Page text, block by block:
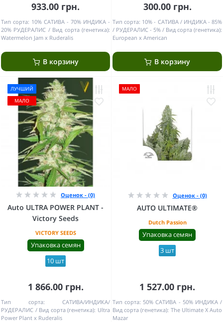
933.00 грн.
Тип сорта: 10% САТИВА - 70% ИНДИКА -
20% РУДЕРАЛИС
Вид сорта (генетика):
Watermelon Jam x Ruderalis
В корзину
300.00 грн.
Тип сорта: 10% - САТИВА / ИНДИКА - 85%
/ РУДЕРАЛИС - 5%
Вид сорта (генетика):
European x American
В корзину
ЛУЧШИЙ
МАЛО
Оценок - (0)
Auto ULTRA POWER PLANT -
Victory Seeds
VICTORY SEEDS
Упаковка семян
10 шт
1 866.00 грн.
Тип сорта:
САТИВА/ИНДИКА/
РУДЕРАЛИС
Вид сорта (генетика): Ultra
Power Plant x Ruderalis
МАЛО
Оценок - (0)
AUTO ULTIMATE®
Dutch Passion
Упаковка семян
3 шт
1 527.00 грн.
Тип сорта: 50% САТИВА - 50% ИНДИКА
Вид сорта (генетика): The Ultimate X Auto
Mazar